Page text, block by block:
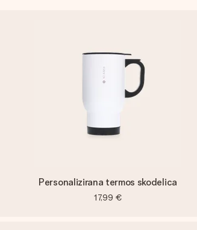
Personalizirana termos skodelica
17,99 €